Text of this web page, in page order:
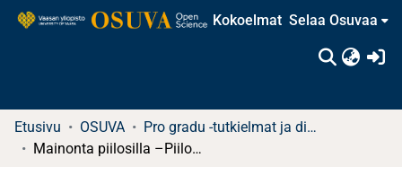
Kokoelmat Selaa Osuvaa
Etusivu OSUVA
Pro gradu -tutkielmat ja diplomityöt
Mainonta piilosilla –Piilomainonta ja sen vakuuttamiskeinot Helmi-verkkosivustolla